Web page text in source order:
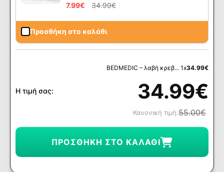
7.99€ 34.99€
Προσθήκη στο καλάθι
BEDMEDIC – λαβή κρεβ... 1x34.99€
Η τιμή σας: 34.99€
Κανονική τιμή:55.00€
ΠΡΟΣΘΉΚΗ ΣΤΟ ΚΑΛΆΘΙ